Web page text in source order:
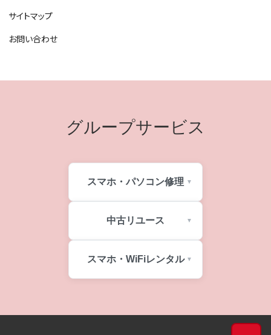
サイトマップ
お問い合わせ
グループサービス
スマホ・パソコン修理
中古リユース
スマホ・WiFiレンタル